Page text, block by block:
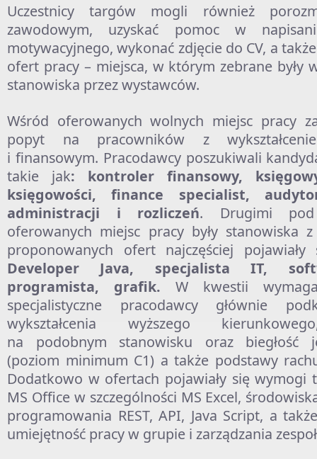
Uczestnicy targów mogli również
zawodowym, uzyskać pomoc w
motywacyjnego, wykonać zdjęcie do CV, a
ofert pracy – miejsca, w którym zebrane były
stanowiska przez wystawców.
Wśród oferowanych wolnych miejsc pracy
popyt na pracowników z
i finansowym. Pracodawcy poszukiwali
takie jak: kontroler finansowy,
księgowości, finance specialist,
administracji i
rozliczeń. Drugimi pod
oferowanych miejsc pracy były stanowiska
proponowanych ofert najczęściej
Developer Java, specjalista IT,
programista, grafik. W kwestii
specjalistyczne pracodawcy głównie
wykształcenia wyższego
na podobnym stanowisku oraz biegłość
(poziom minimum C1) a także podstawy
Dodatkowo w ofertach pojawiały się wymogi
MS Office w szczególności MS Excel,
programowania REST, API, Java Script, a
umiejętność pracy w grupie i zarządzania